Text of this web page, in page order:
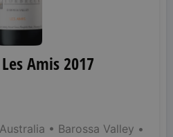
Amis 2017
• Barossa Valley •